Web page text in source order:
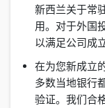
新西兰关于常
用。对于外国
以满足公司成
在为您新成立
多数当地银行
验证。我们合